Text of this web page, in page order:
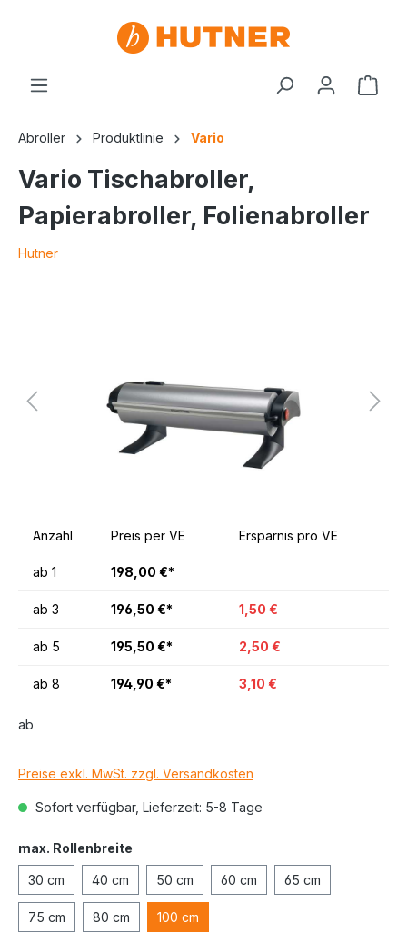
Abroller Produktlinie Vario
Vario Tischabroller,
Papierabroller, Folienabroller
Hutner
Anzahl Preis per VE Ersparnis pro VE
ab 1 198,00 €*
ab 3 196,50 €* 1,50 €
ab 5 195,50 €* 2,50 €
ab 8 194,90 €* 3,10 €
ab
Preise exkl. MwSt. zzgl. Versandkosten
Sofort verfügbar, Lieferzeit: 5-8 Tage
max. Rollenbreite
30 cm 40 cm 50 cm 60 cm 65 cm
75 cm 80 cm 100 cm